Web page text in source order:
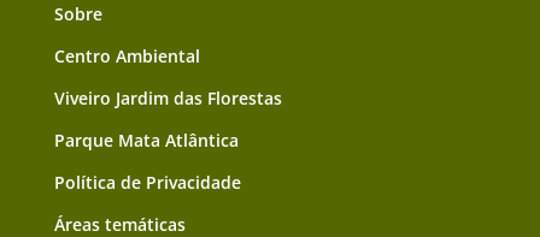
Sobre
Centro Ambiental
Viveiro Jardim das Florestas
Parque Mata Atlântica
Política de Privacidade
Áreas temáticas